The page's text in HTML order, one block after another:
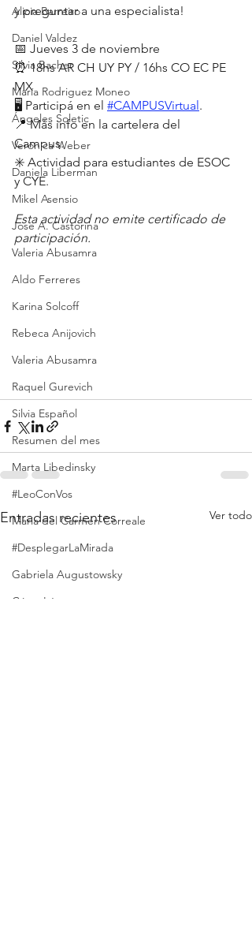
Alicia Barreiro
Daniel Valdez
Silvia Bacher
María Rodriguez Moneo
Ángeles Soletic
Verónica Weber
Daniela Liberman
Mikel Asensio
Jose A. Castorina
Valeria Abusamra
Aldo Ferreres
Karina Solcoff
Rebeca Anijovich
Valeria Abusamra
Raquel Gurevich
Silvia Español
Resumen del mes
Marta Libedinsky
#LeoConVos
Maria del Carmen Correale
#DesplegarLaMirada
Gabriela Augustowsky
César López
y preguntar a una especialista!
📅 Jueves 3 de noviembre
⏰ 18hs AR CH UY PY / 16hs CO EC PE
MX
🖥️ Participá en el #CAMPUSVirtual.
📍 Más info en la cartelera del
Campus.⠀
✳️ Actividad para estudiantes de ESOC
y CYE.
Esta actividad no emite certificado de
participación.
Entradas recientes Ver todo